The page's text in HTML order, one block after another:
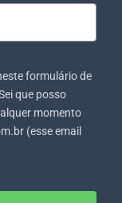
formulário de
que posso
momento
(esse email